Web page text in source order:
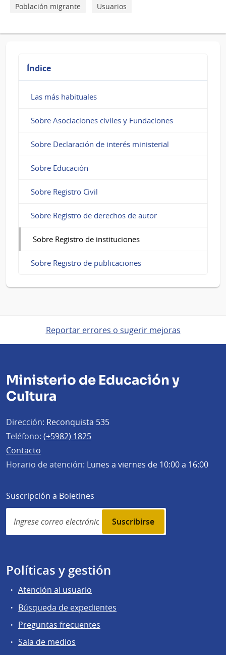
Población migrante
Usuarios
Índice
Las más habituales
Sobre Asociaciones civiles y Fundaciones
Sobre Declaración de interés ministerial
Sobre Educación
Sobre Registro Civil
Sobre Registro de derechos de autor
Sobre Registro de instituciones
Sobre Registro de publicaciones
Reportar errores o sugerir mejoras
Ministerio de Educación y
Cultura
Dirección: Reconquista 535
Teléfono: (+5982) 1825
Contacto
Horario de atención: Lunes a viernes de 10:00 a 16:00
Suscripción a Boletines
Simplenews
subscription
Políticas y gestión
Atención al usuario
Búsqueda de expedientes
Preguntas frecuentes
Sala de medios